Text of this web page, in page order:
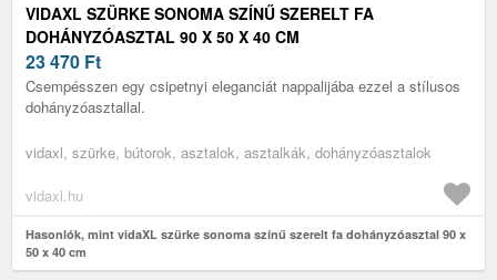
VIDAXL SZÜRKE SONOMA SZÍNŰ SZERELT FA
DOHÁNYZÓASZTAL 90 X 50 X 40 CM
23 470 Ft
Csempésszen egy csipetnyi eleganciát nappalijába ezzel a stílusos
dohányzóasztallal.
vidaxl, szürke, bútorok, asztalok, asztalkák, dohányzóasztalok
vidaxl.hu
Hasonlók, mint vidaXL szürke sonoma színű szerelt fa dohányzóasztal 90 x
50 x 40 cm